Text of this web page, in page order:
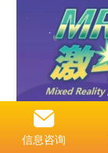
信息咨询